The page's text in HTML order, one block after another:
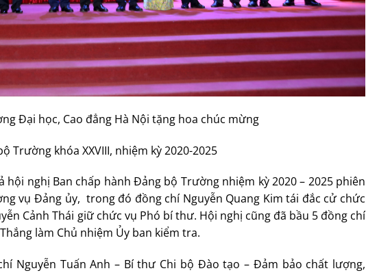
Đại học, Cao đẳng Hà Nội tặng hoa chúc mừng
Trường khóa XXVIII, nhiệm kỳ 2020-2025
nghị Ban chấp hành Đảng bộ Trường nhiệm kỳ 2020 – 2025 phiên
vụ Đảng ủy, trong đó đồng chí Nguyễn Quang Kim tái đắc cử chức
Cảnh Thái giữ chức vụ Phó bí thư. Hội nghị cũng đã bầu 5 đồng chí
làm Chủ nhiệm Ủy ban kiểm tra.
Nguyễn Tuấn Anh – Bí thư Chi bộ Đào tạo – Đảm bảo chất lượng,